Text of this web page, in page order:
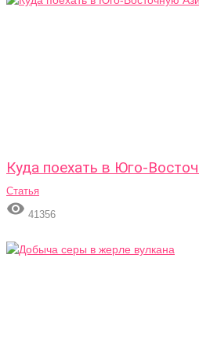
Куда поехать в Юго-
Статья
 41356